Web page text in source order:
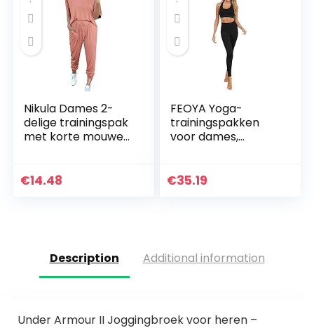
Nikula Dames 2-
delige trainingspak
met korte mouwen
Sweatshirt en
€14.48
FEOYA Yoga-
trainingspakken
voor dames,
workout, sport,
€35.19
Description Additional information
Under Armour II Joggingbroek voor heren –